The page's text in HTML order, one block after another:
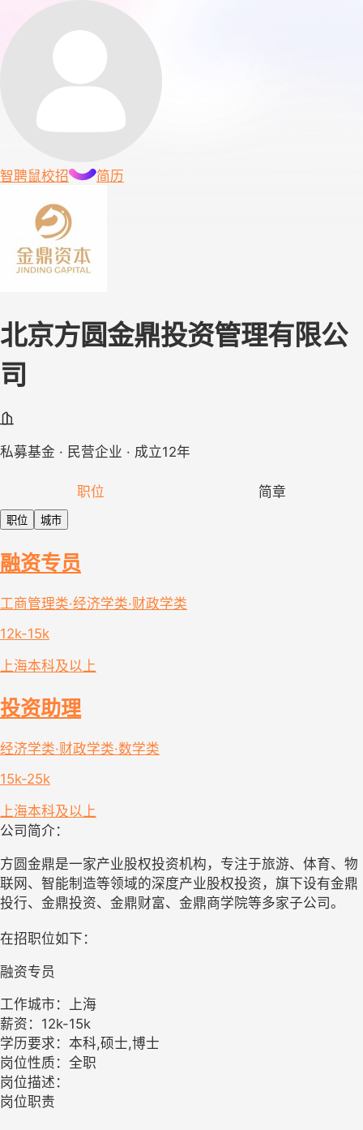
智聘鼠校招 简历
北京方圆金鼎投资管理有限公
司
私募基金 · 民营企业 · 成立12年
职位 简章
职位 城市
融资专员
工商管理类·经济学类·财政学类
12k-15k
上海本科及以上
投资助理
经济学类·财政学类·数学类
15k-25k
上海本科及以上
公司简介：
方圆金鼎是一家产业股权投资机构，专注于旅游、体育、物
联网、智能制造等领域的深度产业股权投资，旗下设有金鼎
投行、金鼎投资、金鼎财富、金鼎商学院等多家子公司。
在招职位如下：
融资专员
工作城市：上海
薪资：12k-15k
学历要求：本科,硕士,博士
岗位性质：全职
岗位描述：
岗位职责